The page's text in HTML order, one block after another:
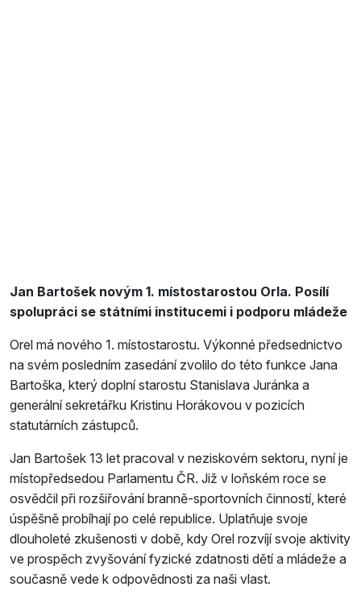
Jan Bartošek novým 1. místostarostou Orla. Posílí
spolupráci se státními institucemi i podporu mládeže
Orel má nového 1. místostarostu. Výkonné předsednictvo
na svém posledním zasedání zvolilo do této funkce Jana
Bartoška, který doplní starostu Stanislava Juránka a
generální sekretářku Kristinu Horákovou v pozicích
statutárních zástupců.
Jan Bartošek 13 let pracoval v neziskovém sektoru, nyní je
místopředsedou Parlamentu ČR. Již v loňském roce se
osvědčil při rozšiřování branně-sportovních činností, které
úspěšně probíhají po celé republice. Uplatňuje svoje
dlouholeté zkušenosti v době, kdy Orel rozvíjí svoje aktivity
ve prospěch zvyšování fyzické zdatnosti dětí a mládeže a
současně vede k odpovědnosti za naši vlast.